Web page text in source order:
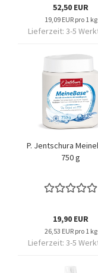
52,50 EUR
19,09 EUR pro 1 kg
Lieferzeit: 3-5
P. Jentschura
750 g
19,90 EUR
26,53 EUR pro 1 kg
Lieferzeit: 3-5